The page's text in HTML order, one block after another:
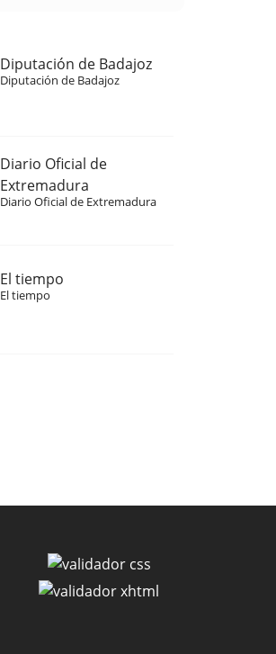
Diputación de Badajoz
Diputación de Badajoz
Diario Oficial de
Extremadura
Diario Oficial de Extremadura
El tiempo
El tiempo